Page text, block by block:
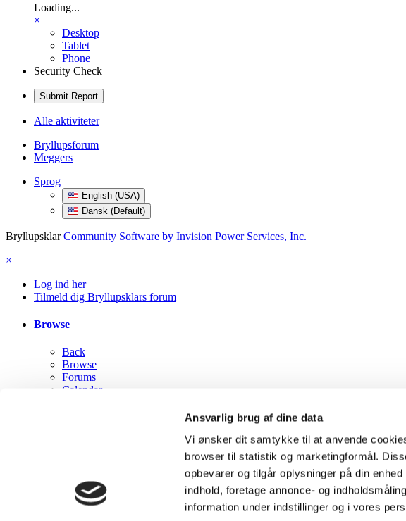
Ansvarlig brug af dine data
Vi ønsker dit samtykke til at anvende
browser til statistik og marketingformål.
opbevarer og tilgår oplysninger på din
indhold, foretage annonce- og
information under indstillinger og i vores
Loading...
×
Desktop
Tablet
Phone
Security Check
Submit Report
Alle aktiviteter
Bryllupsforum
Meggers
Sprog
English (USA)
Dansk (Default)
Bryllupsklar Community Software by Invision Power Services, Inc.
×
Log ind her
Tilmeld dig Bryllupsklars forum
Browse
Back
Browse
Forums
Calendar
Mine aktiviteter
Alle aktiviteter
My Activity Streams